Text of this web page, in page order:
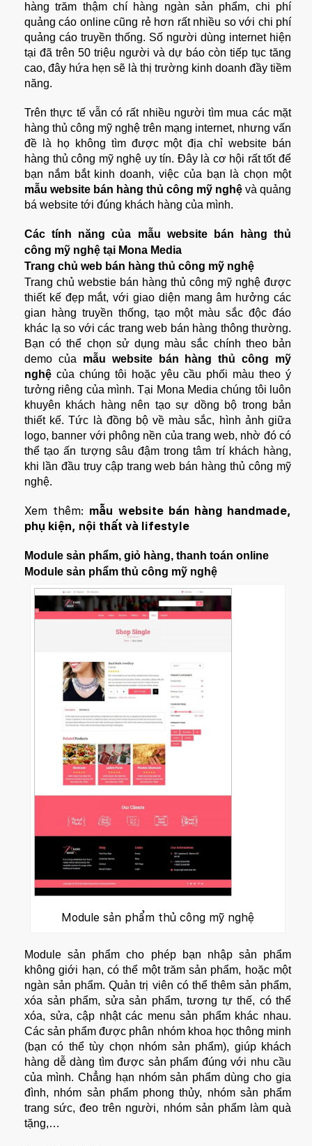
hàng trăm thậm chí hàng ngàn sản phẩm, chi phí
quảng cáo online cũng rẻ hơn rất nhiều so với chi phí
quảng cáo truyền thống. Số người dùng internet hiện
tại đã trên 50 triệu người và dự báo còn tiếp tục tăng
cao, đây hứa hẹn sẽ là thị trường kinh doanh đầy tiềm
năng.
Trên thực tế vẫn có rất nhiều người tìm mua các mặt
hàng thủ công mỹ nghệ trên mạng internet, nhưng vấn
đề là họ không tìm được một địa chỉ website bán
hàng thủ công mỹ nghệ uy tín. Đây là cơ hội rất tốt để
bạn nắm bắt kinh doanh, việc của bạn là chọn một
mẫu website bán hàng thủ công mỹ nghệ và quảng
bá website tới đúng khách hàng của mình.
Các tính năng của mẫu website bán hàng thủ
công mỹ nghệ tại Mona Media
Trang chủ web bán hàng thủ công mỹ nghệ
Trang chủ webstie bán hàng thủ công mỹ nghệ được
thiết kế đẹp mắt, với giao diện mang âm hưởng các
gian hàng truyền thống, tạo một màu sắc độc đáo
khác lạ so với các trang web bán hàng thông thường.
Bạn có thể chọn sử dụng màu sắc chính theo bản
demo của mẫu website bán hàng thủ công mỹ
nghệ của chúng tôi hoặc yêu cầu phối màu theo ý
tưởng riêng của mình. Tại Mona Media chúng tôi luôn
khuyên khách hàng nên tạo sự dồng bộ trong bản
thiết kế. Tức là đồng bộ về màu sắc, hình ảnh giữa
logo, banner với phông nền của trang web, nhờ đó có
thể tạo ấn tượng sâu đậm trong tâm trí khách hàng,
khi lần đầu truy cập trangweb bán hàng thủ công mỹ
nghệ.
Xem thêm: mẫu website bán hàng handmade,
phụ kiện, nội thất và lifestyle
Module sản phẩm, giỏ hàng, thanh toán online
Module sản phẩm thủ công mỹ nghệ
Module sản phẩm thủ công mỹ nghệ
Module sản phẩm cho phép bạn nhập sản phẩm
không giới hạn, có thể một trăm sản phẩm, hoặc một
ngàn sản phẩm. Quản trị viên có thể thêm sản phẩm,
xóa sản phẩm, sửa sản phẩm, tương tự thế, có thể
xóa, sửa, cập nhật các menu sản phẩm khác nhau.
Các sản phẩm được phân nhóm khoa học thông minh
(bạn có thể tùy chọn nhóm sản phẩm), giúp khách
hàng dễ dàng tìm được sản phẩm đúng với nhu cầu
của mình. Chẳng hạn nhóm sản phẩm dùng cho gia
đình, nhóm sản phẩm phong thủy, nhóm sản phẩm
trang sức, đeo trên người, nhóm sản phẩm làm quà
tặng,…